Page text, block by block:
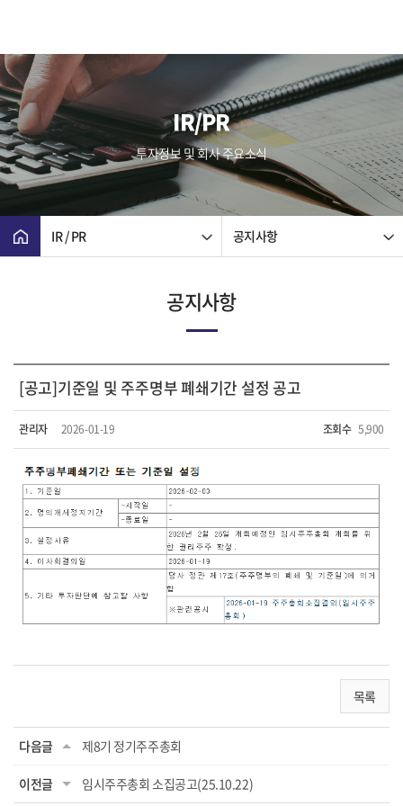
IR/PR
투자정보 및 회사 주요소식
IR / PR 공지사항
공지사항
[공고]기준일 및 주주명부 폐쇄기간 설정 공고
관리자 2026-01-19 조회수 5,900
목록
다음글 제8기 정기주주총회
이전글 임시주주총회 소집공고(25.10.22)